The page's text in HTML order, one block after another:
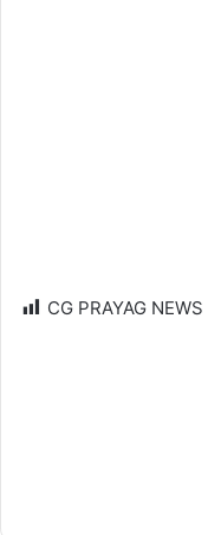
CG PRAYAG NEWS